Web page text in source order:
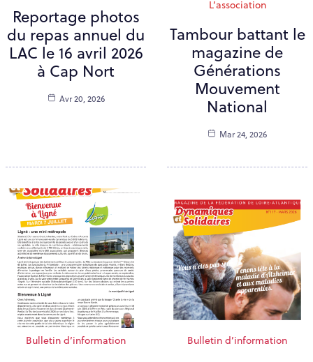
Reportage photos
du repas annuel du
LAC le 16 avril 2026
à Cap Nort
Avr 20, 2026
L’association
Tambour battant le
magazine de
Générations
Mouvement
National
Mar 24, 2026
Bulletin d’information Bulletin d’information